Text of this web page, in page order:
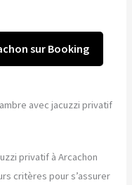
sur Booking
avec jacuzzi privatif
privatif à Arcachon
critères pour s’assurer